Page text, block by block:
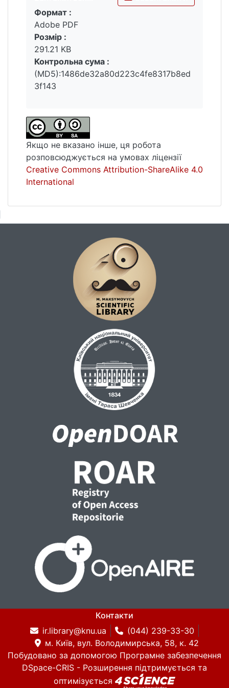
суспільстві, існує чіткий загальний попит
на суверенітет як від електорату С.
Тихановської, так і від прихильників А.
Лукашенка. Тепер усім політичним силам
доведеться рахуватися з фактором
існування та активної участі у політичному
процесі білоруської політичної нації.
Вантажиться...
Формат :
Adobe PDF
Розмір :
291.21 KB
Контрольна сума :
(MD5):1486de32a80d223c4fe8317b8ed
3f143
Якщо не вказано інше, ця робота
розповсюджується на умовах ліцензії
Creative Commons Attribution-ShareAlike 4.0
International
Контакти
ir.library@knu.ua
(044) 239-33-30
м. Київ, вул. Володимирська, 58, к. 42
Побудовано за допомогою Програмне забезпечення
DSpace-CRIS - Розширення підтримується та
оптимізується